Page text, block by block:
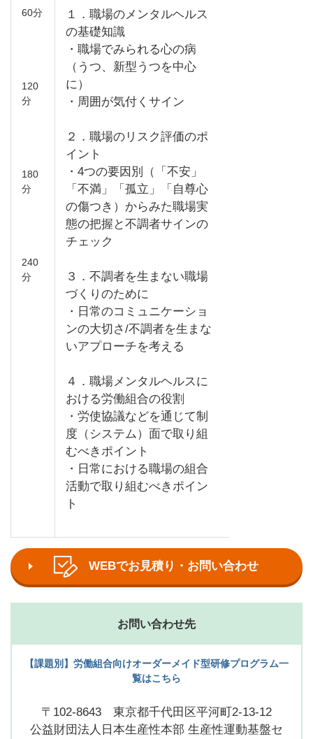
60分
120
分
180
分
240
分
１．職場のメンタルヘルス
の基礎知識
・職場でみられる心の病
（うつ、新型うつを中心
に）
・周囲が気付くサイン
２．職場のリスク評価のポ
イント
・4つの要因別（「不安」
「不満」「孤立」「自尊心
の傷つき）からみた職場実
態の把握と不調者サインの
チェック
３．不調者を生まない職場
づくりのために
・日常のコミュニケーショ
ンの大切さ/不調者を生まな
いアプローチを考える
４．職場メンタルヘルスに
おける労働組合の役割
・労使協議などを通じて制
度（システム）面で取り組
むべきポイント
・日常における職場の組合
活動で取り組むべきポイン
ト
WEBでお見積り・お問い合わせ
お問い合わせ先
【課題別】労働組合向けオーダーメイド型研修プログラム一
覧はこちら
〒102-8643 東京都千代田区平河町2-13-12
公益財団法人日本生産性本部 生産性運動基盤セ